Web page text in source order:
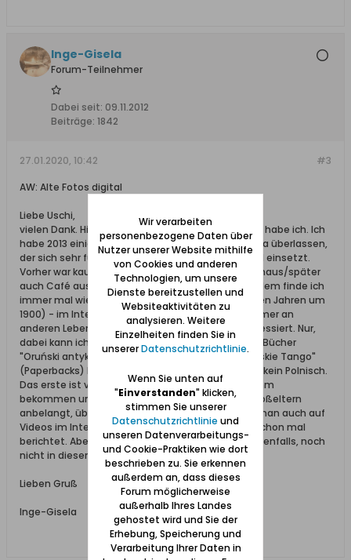
Inge-Gisela
Forum-Teilnehmer
Dabei seit: 09.11.2012
Beiträge: 1842
#3
27.01.2020, 10:42
AW: Alte Fotos digital
Liebe Uschi,
vielen Dank. Hier hat der Link funktioniert. Das Foto habe ich. Ich
habe 2013 einige Familienfotos Herrn Kosik in Orunia überlassen,
der sich sehr für die Historie Ohras interessiert und einsetzt.
Vorher war kaum was von dem ehemaligen Wohnhaus/später
auch Café aus früheren Zeiten bekannt, erst seitdem finde ich
immer mal wieder was von meinen Bildern (aus den Jahren um
1900) - im Internet. Herr Krystian Kosik ist auch immer an
anderen Lebensläufen aus Ohra von damals interessiert. Nur,
dabei kann ich ihm nicht helfen. U.a. hat er ja zwei Bücher
"Oruński antykwariat" und ein wohl neueres "Oruńskie Tango"
(Paperbacks) herausgebracht. Leider verstehe ich kein Polnisch.
Das erste ist vergriffen, das zweite habe ich von ihm
bekommen und habe mir den Text, was meine Großeltern
anbelangt, übersetzen lassen. Herrn Kosik findet man auch auf
Videos im Internet. Vor Jahren hatte ich darüber schon mal
berichtet. Aber zu der Zeit warst Du, glaube ich jedenfalls, noch
nicht in diesem Forum.
Lieben Gruß
Inge-Gisela
Wir verarbeiten
personenbezogene Daten über
Nutzer unserer Website mithilfe
von Cookies und anderen
Technologien, um unsere
Dienste bereitzustellen und
Websiteaktivitäten zu
analysieren. Weitere
Einzelheiten finden Sie in
unsererDatenschutzrichtlinie.
Wenn Sie unten auf
"Einverstanden" klicken,
stimmen Sie unserer
Datenschutzrichtlinie und
unseren Datenverarbeitungs-
und Cookie-Praktiken wie dort
beschrieben zu. Sie erkennen
außerdem an, dass dieses
Forum möglicherweise
außerhalb Ihres Landes
gehostet wird und Sie der
Erhebung, Speicherung und
Verarbeitung Ihrer Daten in